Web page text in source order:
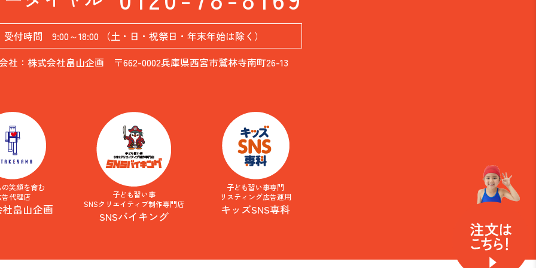
受付時間 9:00～18:00 （土・日・祝祭日・年末年始は除く）
社：株式会社畠山企画 〒662-0002兵庫県西宮市鷲林寺南町26-13
笑顔を育む
代理店
畠山企画
子ども習い事
SNSクリエイティブ制作専門店
SNSバイキング
子ども習い事専門
リスティング広告運用
キッズSNS専科